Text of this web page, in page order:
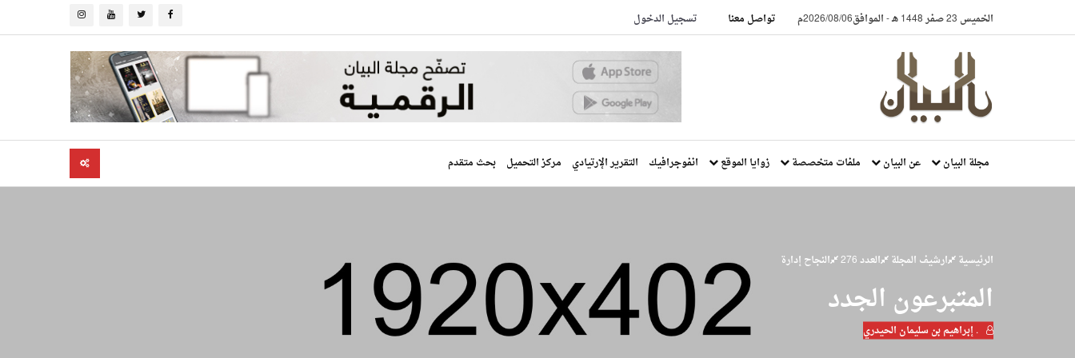
الخميس 23 صفر 1448 هـ -الموافق2026/08/06م تواصل معنا تسجيل الدخول
مجلة البيان عن البيان ملفات متخصصة زوايا الموقع انفوجرافيك التقرير الإرتيادي مركز التحميل بحث متقدم
الرئيسية ارشيف المجلة العدد 276 النجاح إدارة
المتبرعون الجدد
. إبراهيم بن سليمان الحيدري